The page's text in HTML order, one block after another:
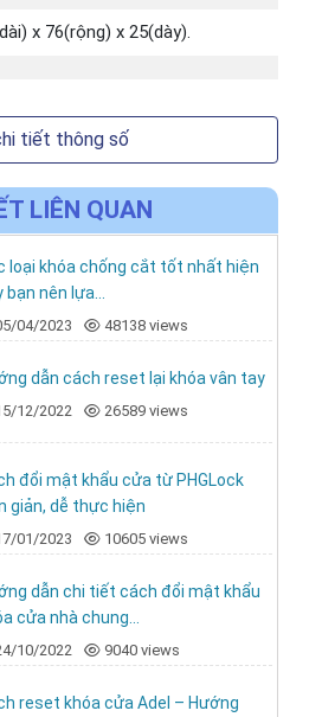
x 76(rộng) x 25(dày).
tiết thông số
LIÊN QUAN
loại khóa chống cắt tốt nhất hiện
bạn nên lựa...
04/2023 48138 views
dẫn cách reset lại khóa vân tay
12/2022 26589 views
đổi mật khẩu cửa từ PHGLock
giản, dễ thực hiện
01/2023 10605 views
dẫn chi tiết cách đổi mật khẩu
cửa nhà chung...
10/2022 9040 views
reset khóa cửa Adel – Hướng